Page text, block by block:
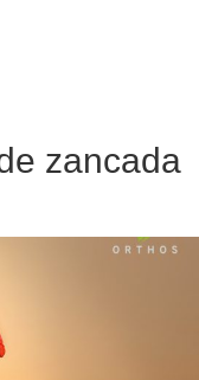
zancada